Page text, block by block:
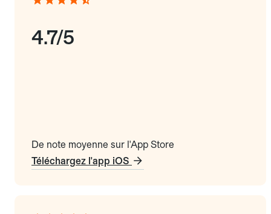
4.7/5
De note moyenne sur l'App Store
Téléchargez l'app iOS